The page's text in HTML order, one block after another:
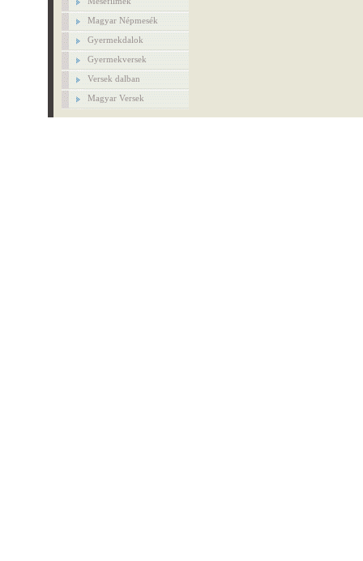
Magyar Népmesék
Gyermekdalok
Gyermekversek
Versek dalban
Magyar Versek